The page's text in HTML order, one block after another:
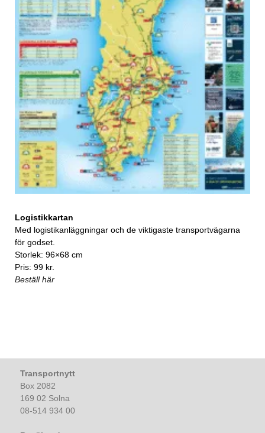
Logistikkartan
Med logistikanläggningar och de viktigaste transportvägarna
för godset.
Storlek: 96×68 cm
Pris: 99 kr.
Beställ här
Transportnytt
Box 2082
169 02 Solna
08-514 934 00